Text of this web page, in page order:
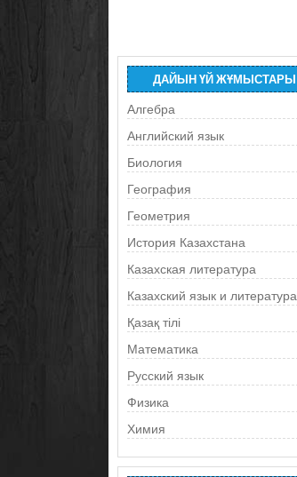
ДАЙЫН ҮЙ ЖҰМЫСТАРЫ
Алгебра
Английский язык
Биология
География
Геометрия
История Казахстана
Казахская литература
Казахский язык и литература
Қазақ тілі
Математика
Русский язык
Физика
Химия